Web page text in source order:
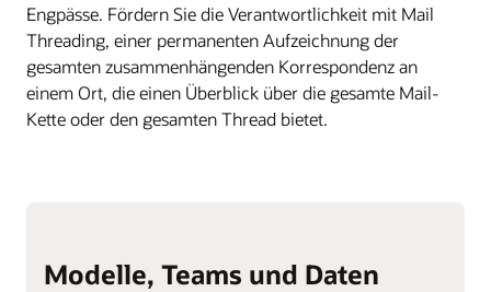
Engpässe. Fördern Sie die Verantwortlichkeit mit Mail
Threading, einer permanenten Aufzeichnung der
gesamten zusammenhängenden Korrespondenz an
einem Ort, die einen Überblick über die gesamte Mail-
Kette oder den gesamten Thread bietet.
Modelle, Teams und Daten